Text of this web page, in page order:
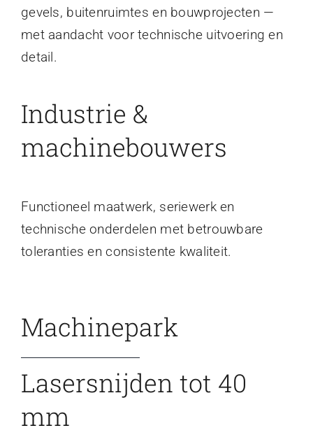
gevels, buitenruimtes en bouwprojecten —
met aandacht voor technische uitvoering en
detail.
Industrie &
machinebouwers
Functioneel maatwerk, seriewerk en
technische onderdelen met betrouwbare
toleranties en consistente kwaliteit.
Machinepark
Lasersnijden tot 40
mm